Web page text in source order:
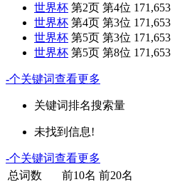
世界杯 第2页 第4位 171,653
世界杯 第4页 第3位 171,653
世界杯 第5页 第3位 171,653
世界杯 第5页 第8位 171,653
-个关键词查看更多
关键词排名搜索量
未找到信息!
-个关键词查看更多
总词数
前10名 前20名